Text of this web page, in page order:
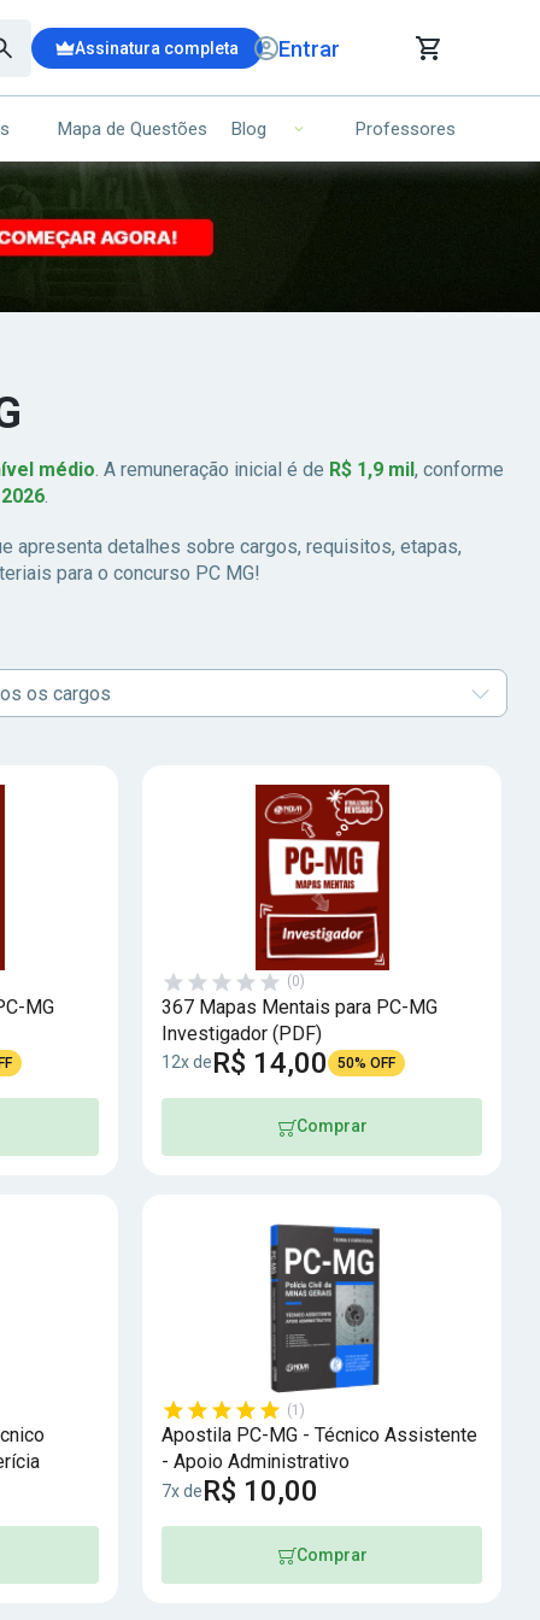
Assinatura completa Entrar
DE COMPRAS
(00)
Seu carrinho ainda está vazio.
Mapa de Questões Blog Professores
médio. A remuneração inicial é de R$ 1,9 mil, conforme
.
apresenta detalhes sobre cargos, requisitos, etapas,
para o concurso PC MG!
os cargos
MG
(0)
367 Mapas Mentais para PC-MG
Investigador (PDF)
12x deR$ 14,00 50% OFF
Comprar
(1)
Apostila PC-MG - Técnico Assistente
- Apoio Administrativo
7x deR$ 10,00
Comprar